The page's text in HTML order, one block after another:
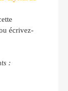
écrivez-
: